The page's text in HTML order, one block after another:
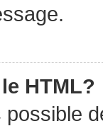
HTML?
possible